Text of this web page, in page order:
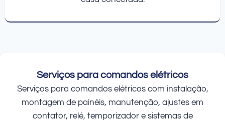
Serviços para comandos elétricos
Serviços para comandos elétricos com instalação,
montagem de painéis, manutenção, ajustes em
contator, relé, temporizador e sistemas de